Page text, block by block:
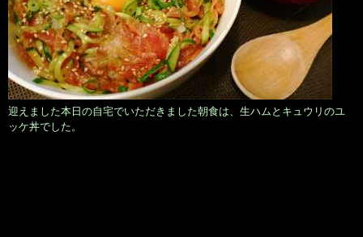
迎えました本日の自宅でいただきました朝食は、生ハムとキュウリのユ
ッケ丼でした。